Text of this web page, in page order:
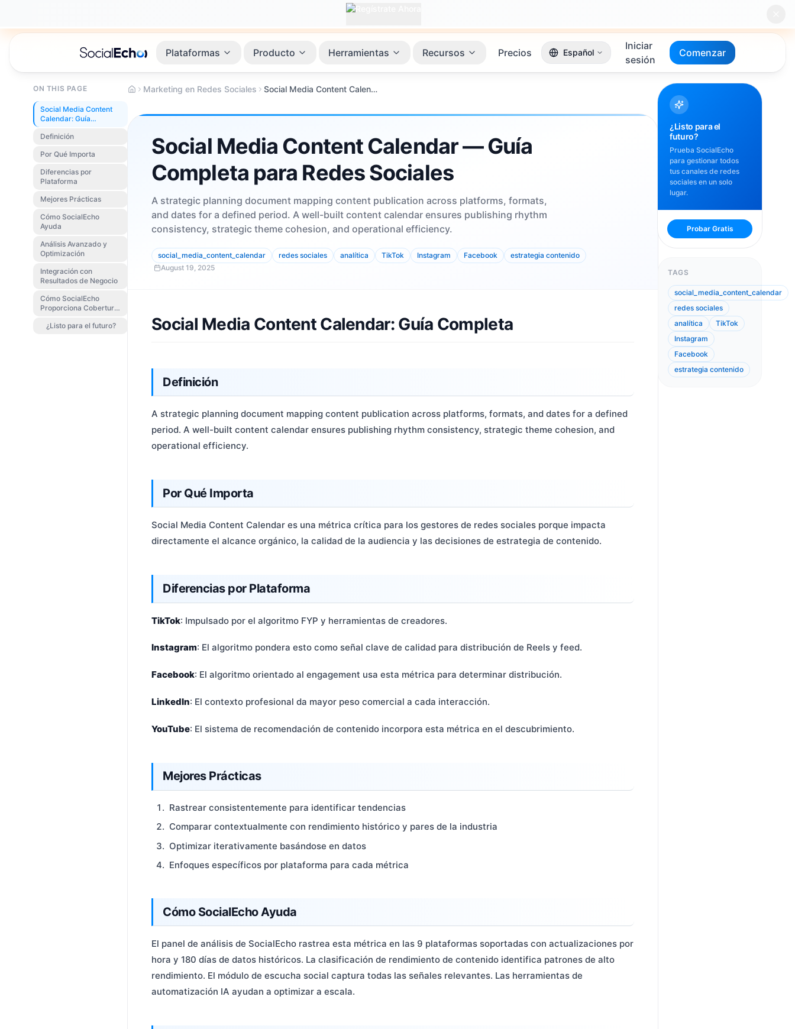
Plataformas Producto Herramientas Recursos Precios Español
Iniciar
sesión
Comenzar
ON THIS PAGE
Social Media Content
Calendar: Guía
Definición
Por Qué Importa
Diferencias por
Plataforma
Mejores Prácticas
Cómo SocialEcho
Ayuda
Análisis Avanzado y
Optimización
Integración con
Resultados de Negocio
Cómo SocialEcho
Proporciona Cobertura
¿Listo para el futuro?
Marketing en Redes Sociales Social Media Content Calendar — Guía Completa para Redes Sociales
Social Media Content Calendar — Guía
Completa para Redes Sociales
A strategic planning document mapping content publication across platforms, formats,
and dates for a defined period. A well-built content calendar ensures publishing rhythm
consistency, strategic theme cohesion, and operational efficiency.
social_media_content_calendar redes sociales analítica TikTok Instagram Facebook
estrategia contenido
August 19, 2025
Social Media Content Calendar: Guía Completa
Definición
A strategic planning document mapping content publication across platforms, formats, and dates for a defined
period. A well-built content calendar ensures publishing rhythm consistency, strategic theme cohesion, and
operational efficiency.
Por Qué Importa
Social Media Content Calendar es una métrica crítica para los gestores de redes sociales porque impacta
directamente el alcance orgánico, la calidad de la audiencia y las decisiones de estrategia de contenido.
Diferencias por Plataforma
TikTok: Impulsado por el algoritmo FYP y herramientas de creadores.
Instagram: El algoritmo pondera esto como señal clave de calidad para distribución de Reels y feed.
Facebook: El algoritmo orientado al engagement usa esta métrica para determinar distribución.
LinkedIn: El contexto profesional da mayor peso comercial a cada interacción.
YouTube: El sistema de recomendación de contenido incorpora esta métrica en el descubrimiento.
Mejores Prácticas
Rastrear consistentemente para identificar tendencias
Comparar contextualmente con rendimiento histórico y pares de la industria
Optimizar iterativamente basándose en datos
Enfoques específicos por plataforma para cada métrica
Cómo SocialEcho Ayuda
El panel de análisis de SocialEcho rastrea esta métrica en las 9 plataformas soportadas con actualizaciones por
hora y 180 días de datos históricos. La clasificación de rendimiento de contenido identifica patrones de alto
rendimiento. El módulo de escucha social captura todas las señales relevantes. Las herramientas de
automatización IA ayudan a optimizar a escala.
¿Listo para el
futuro?
Prueba SocialEcho
para gestionar todos
tus canales de redes
sociales en un solo
lugar.
Probar Gratis
TAGS
social_media_content_calendar
redes sociales
analítica
TikTok
Instagram
Facebook
estrategia contenido